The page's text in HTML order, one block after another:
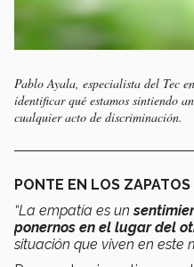
Pablo Ayala, especialista del Tec
identificar qué estamos sintiendo
cualquier acto de discriminación.
PONTE EN LOS
“La empatía es un
ponernos en el lugar del
situación que viven en este